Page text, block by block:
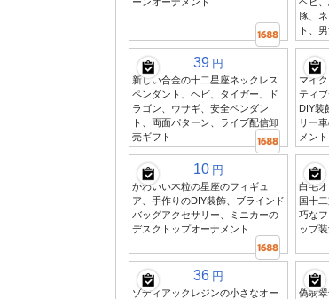
豚、
ト、
39 円
新しい合金の十二星座ネックレス
ペンダント、ヘビ、タイガー、ド
ラゴン、ウサギ、安全ペンダン
ト、両面パターン、ライブ配信卸
売ギフト
マイ
ティ
DIY装
リー
メント
10 円
かわいい木粒の星座のフィギュ
ア、手作りのDIY装飾、ブラインド
バッグアクセサリー、ミニカーの
デスクトップオーナメント
白毛
国十
巧な
ップ
36 円
ゾディアックレジンの小さなオー
偽翡